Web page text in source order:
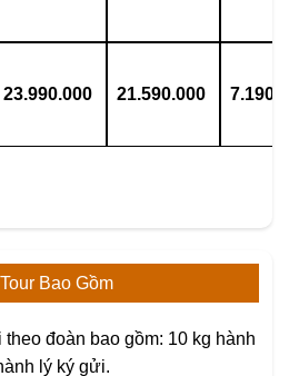
23.990.000 21.590.000
Bao Gồm
đoàn bao gồm: 10 kg hành
lý ký gửi.